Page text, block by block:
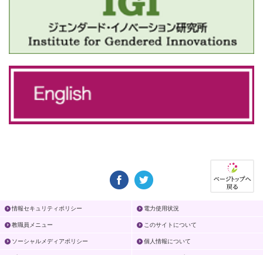
情報セキュリティポリシー 電力使用状況
教職員メニュー このサイトについて
ソーシャルメディアポリシー 個人情報について